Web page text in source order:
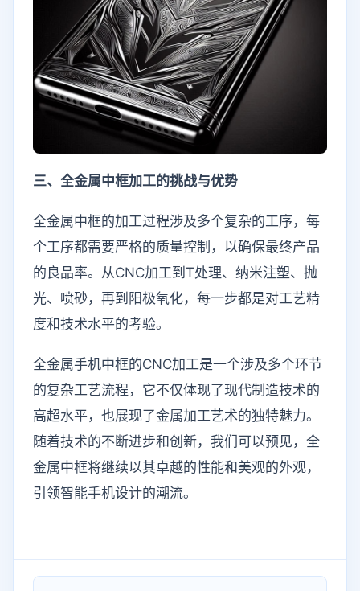
三、全金属中框加工的挑战与优势
全金属中框的加工过程涉及多个复杂的工序，每
个工序都需要严格的质量控制，以确保最终产品
的良品率。从CNC加工到T处理、纳米注塑、抛
光、喷砂，再到阳极氧化，每一步都是对工艺精
度和技术水平的考验。
全金属手机中框的CNC加工是一个涉及多个环节
的复杂工艺流程，它不仅体现了现代制造技术的
高超水平，也展现了金属加工艺术的独特魅力。
随着技术的不断进步和创新，我们可以预见，全
金属中框将继续以其卓越的性能和美观的外观，
引领智能手机设计的潮流。